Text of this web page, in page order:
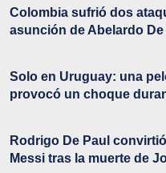
Colombia sufrió dos
asunción de Abelardo
Solo en Uruguay: una
provocó un choque
Rodrigo De Paul
Messi tras la muerte de